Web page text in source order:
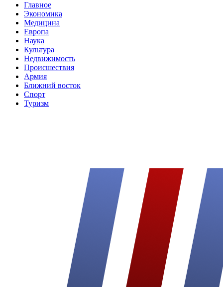
Главное
Экономика
Медицина
Европа
Наука
Культура
Недвижимость
Происшествия
Армия
Ближний восток
Спорт
Туризм